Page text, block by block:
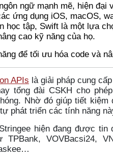
ngữ mạnh mẽ, hiện
ứng dụng iOS, macOS,
học tập, Swift là một lựa
cao kỹ năng của họ.
để tối ưu hóa code và
APIs là giải pháp cung
tổng đài CSKH cho
Nhờ đó giúp tiết
phát triển các tính năng
hiện đang được
VOVBacsi24,